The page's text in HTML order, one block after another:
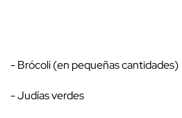
- Brócoli (en pequeñas cantidades)
- Judías verdes